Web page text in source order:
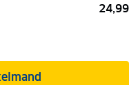
24,99